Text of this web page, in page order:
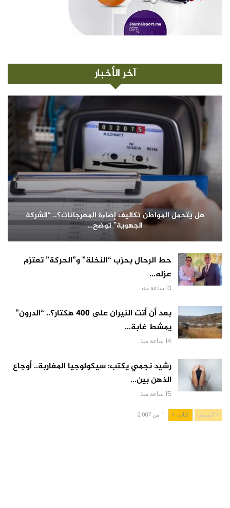
آخر الأخبار
هل يتحمل المواطن تكاليف إضاءة المهرجانات؟.. “الشركة
الجهوية” توضح…
حط الرحال بحزب “النخلة” و”الحركة” تعتزم
عزله…
13 ساعة منذ
بعد أن أتت النيران على 400 هكتار؟.. “الدرون”
يمشط غابة…
14 ساعة منذ
رشيد نجمي يكتب: سيكولوجيا المغاربة.. أوجاع
الذهن بين…
15 ساعة منذ
السابق التالي 1 من 2,007